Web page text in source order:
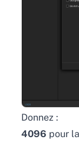
Donnez :
4096 pour